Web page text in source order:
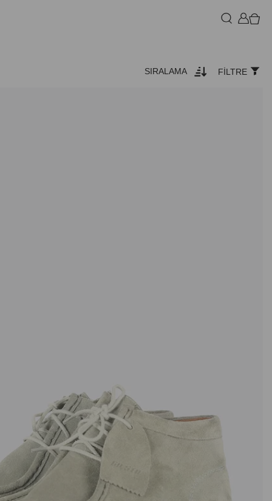
SIRALAMA FILTRE